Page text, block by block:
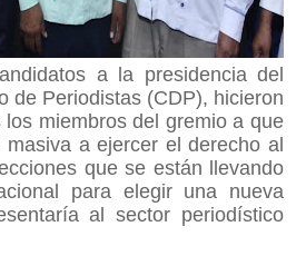
a la presidencia del
de Periodistas (CDP), hicieron
miembros del gremio a que
a ejercer el derecho al
que se están llevando
para elegir una nueva
al sector periodístico